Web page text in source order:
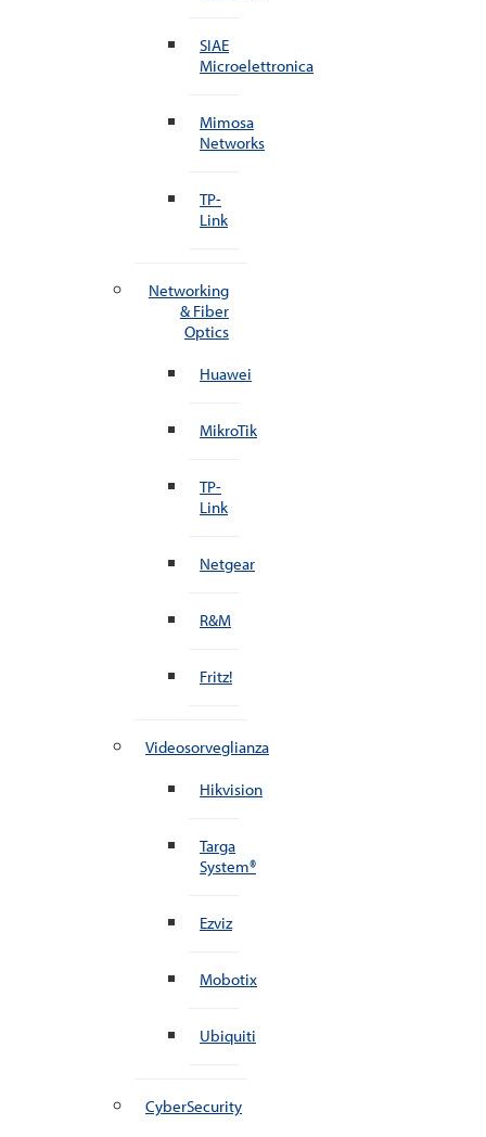
SIAE
Microelettronica
Mimosa
Networks
TP-
Link
Networking
& Fiber
Optics
Huawei
MikroTik
TP-
Link
Netgear
R&M
Fritz!
Videosorveglianza
Hikvision
Targa
System®
Ezviz
Mobotix
Ubiquiti
CyberSecurity